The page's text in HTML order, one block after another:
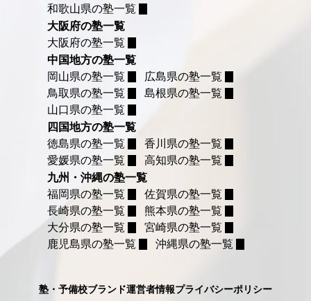
和歌山県の塾一覧
大阪府の塾一覧
大阪府の塾一覧
中国地方の塾一覧
岡山県の塾一覧
広島県の塾一覧
鳥取県の塾一覧
島根県の塾一覧
山口県の塾一覧
四国地方の塾一覧
徳島県の塾一覧
香川県の塾一覧
愛媛県の塾一覧
高知県の塾一覧
九州・沖縄の塾一覧
福岡県の塾一覧
佐賀県の塾一覧
長崎県の塾一覧
熊本県の塾一覧
大分県の塾一覧
宮崎県の塾一覧
鹿児島県の塾一覧
沖縄県の塾一覧
塾・予備校ブランド運営者情報プライバシーポリシー